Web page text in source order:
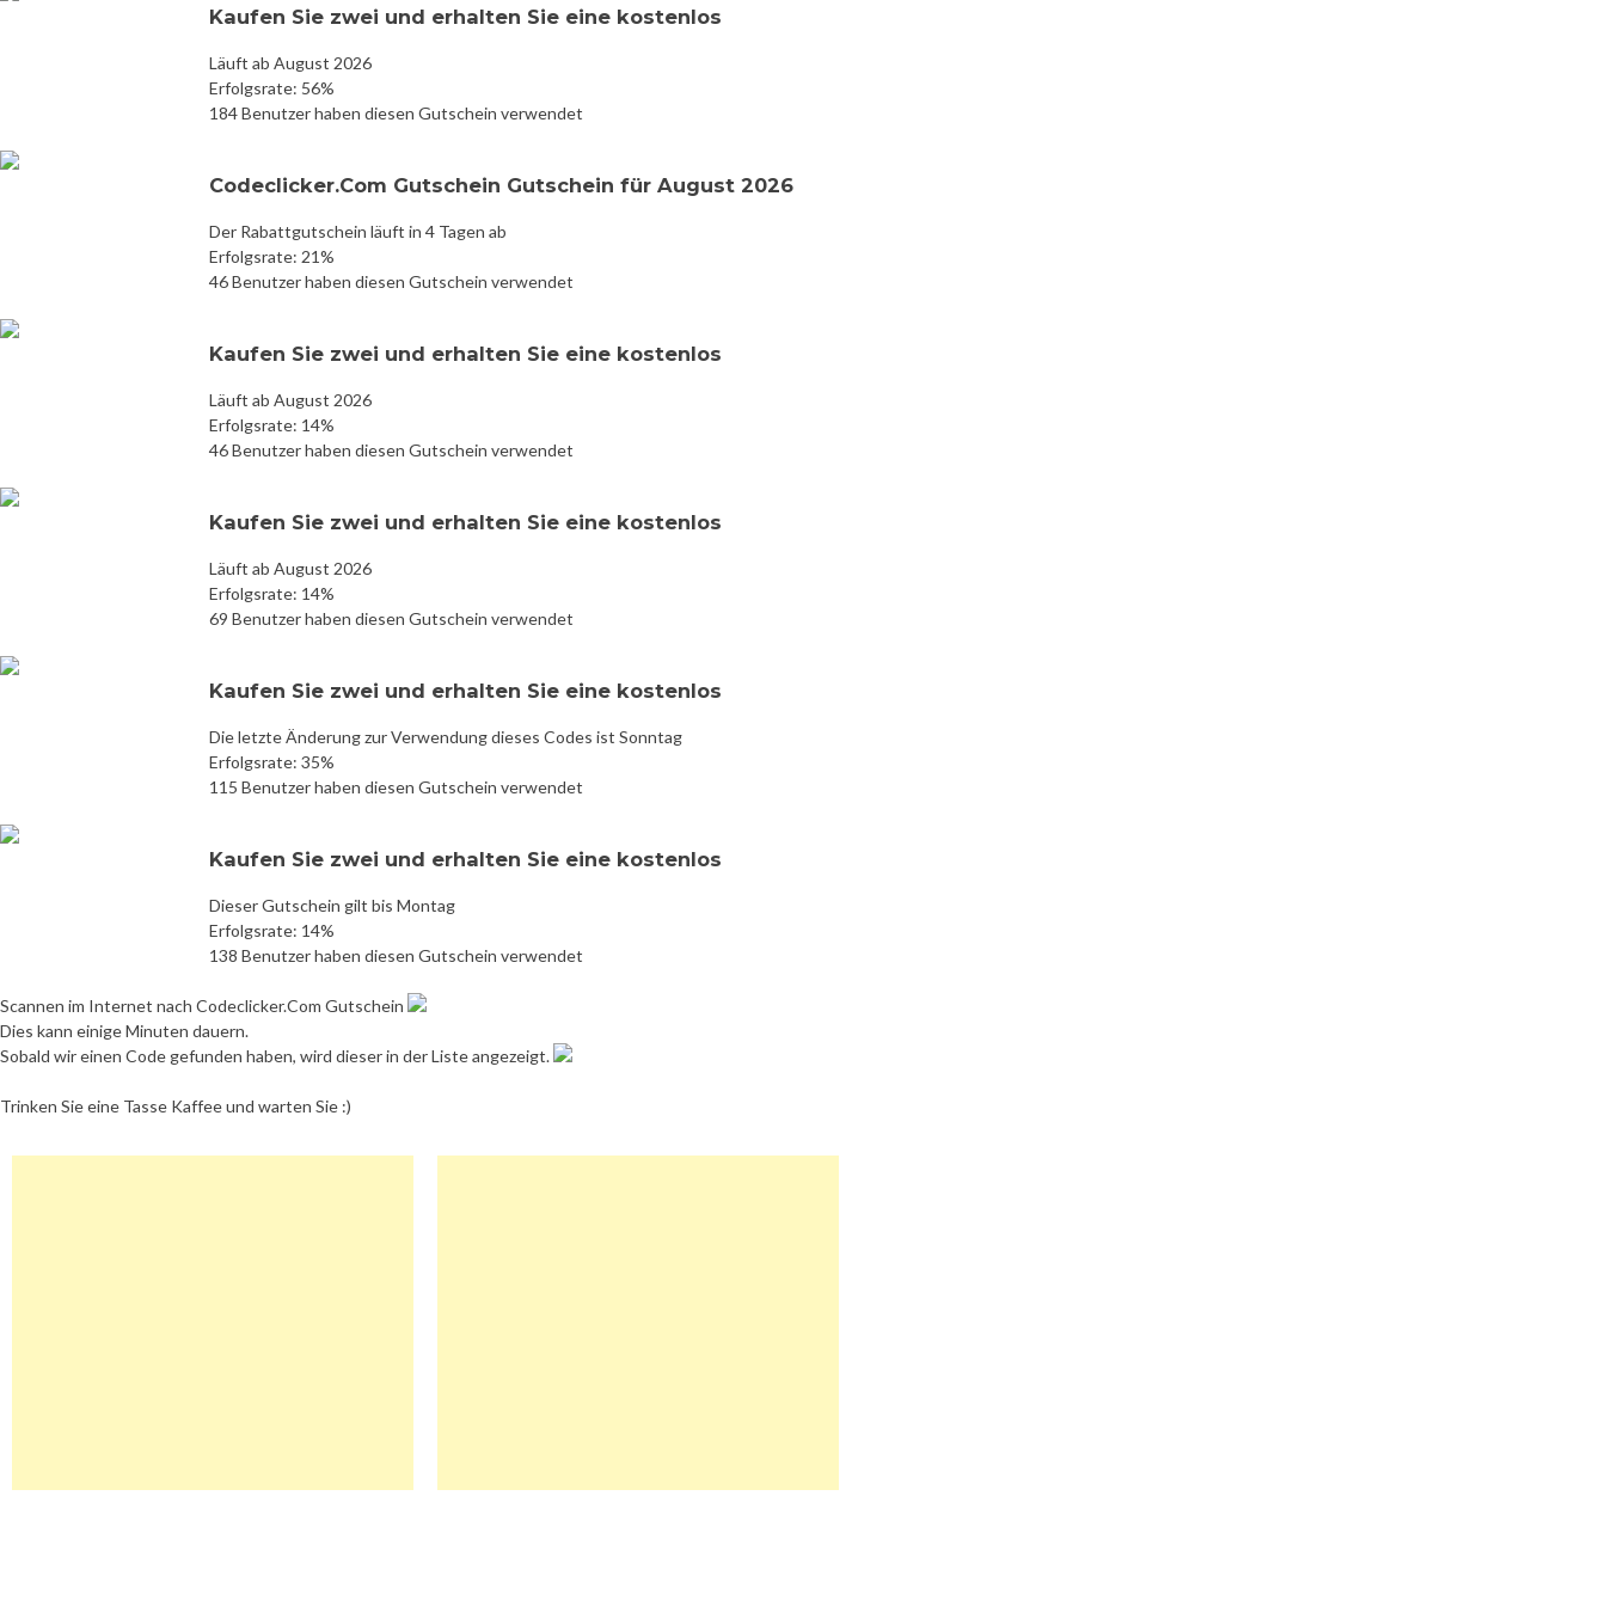
Kaufen Sie zwei und erhalten Sie eine kostenlos
Läuft ab August 2026
Erfolgsrate: 56%
184 Benutzer haben diesen Gutschein verwendet
Codeclicker.Com Gutschein Gutschein für August 2026
Der Rabattgutschein läuft in 4 Tagen ab
Erfolgsrate: 21%
46 Benutzer haben diesen Gutschein verwendet
Kaufen Sie zwei und erhalten Sie eine kostenlos
Läuft ab August 2026
Erfolgsrate: 14%
46 Benutzer haben diesen Gutschein verwendet
Kaufen Sie zwei und erhalten Sie eine kostenlos
Läuft ab August 2026
Erfolgsrate: 14%
69 Benutzer haben diesen Gutschein verwendet
Kaufen Sie zwei und erhalten Sie eine kostenlos
Die letzte Änderung zur Verwendung dieses Codes ist Sonntag
Erfolgsrate: 35%
115 Benutzer haben diesen Gutschein verwendet
Kaufen Sie zwei und erhalten Sie eine kostenlos
Dieser Gutschein gilt bis Montag
Erfolgsrate: 14%
138 Benutzer haben diesen Gutschein verwendet
Scannen im Internet nach Codeclicker.Com Gutschein
Dies kann einige Minuten dauern.
Sobald wir einen Code gefunden haben, wird dieser in der Liste angezeigt.
Trinken Sie eine Tasse Kaffee und warten Sie :)